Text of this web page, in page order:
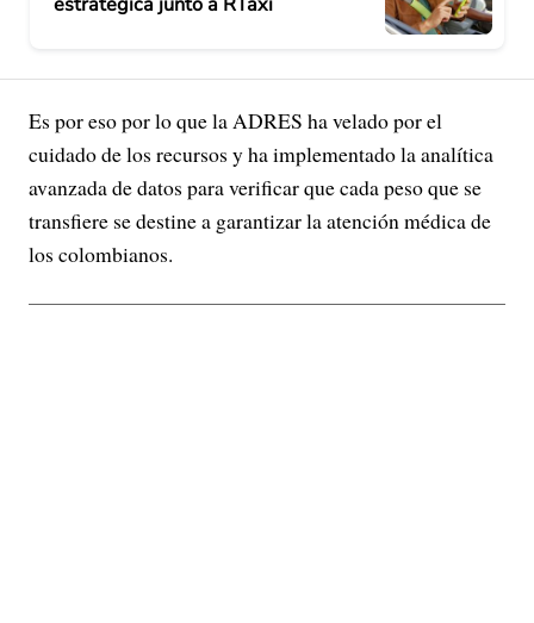
Es por eso por lo que la ADRES ha velado por el
cuidado de los recursos y ha implementado la analítica
avanzada de datos para verificar que cada peso que se
transfiere se destine a garantizar la atención médica de
los colombianos.